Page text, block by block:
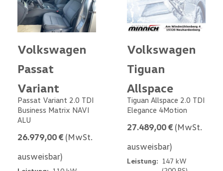
Volkswagen
Passat
Variant
Passat Variant 2.0 TDI
Business Matrix NAVI
ALU
26.979,00 € (MwSt.
ausweisbar)
Volkswagen
Tiguan
Allspace
Tiguan Allspace 2.0 TDI
Elegance 4Motion
27.489,00 € (MwSt.
ausweisbar)
Leistung: 147 kW